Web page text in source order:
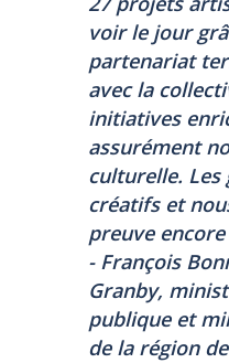
voir le jour
partenariat
avec la
initiatives
assurément
culturelle. Les
créatifs et
preuve
- François
Granby,
publique et
de la région